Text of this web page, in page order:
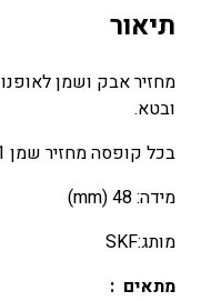
ר
א
ק
+
ש
ן
T
M
תיאור
מחזיר אבק ושמן
ובטא.
בכל קופסה מחזיר שמן 1 ומחזיר אבק 1.
מידה: 48 (mm)
מותג:SKF
מתאים :